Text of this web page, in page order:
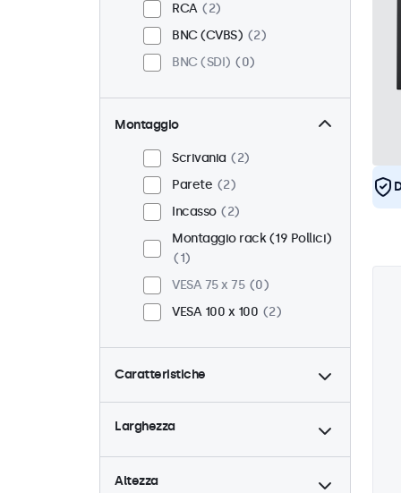
RCA
2
BNC (CVBS)
2
BNC (SDI)
0
Montaggio
Scrivania
2
Parete
2
Incasso
2
Montaggio rack (19 Pollici)
1
VESA 75 x 75
0
VESA 100 x 100
2
Caratteristiche
4:3 / 5:4
1
9-36 Volt
Dimmerabile
2
Lettore multimediale USB
Larghezza
Altezza